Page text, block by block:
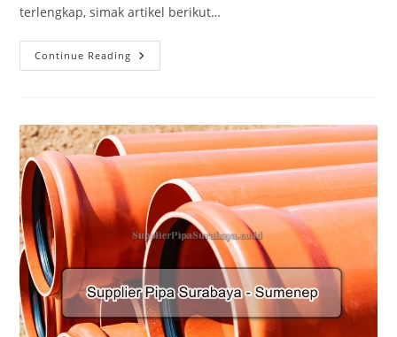
terlengkap, simak artikel berikut…
Continue Reading